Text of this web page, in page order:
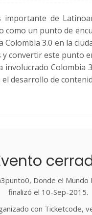
de
como un punto de
3.0 en la
convertir este punto
involucrado Colombia
desarrollo de
Donde el Mundo
finalizó el 10-Sep-2015.
con Ticketcode,